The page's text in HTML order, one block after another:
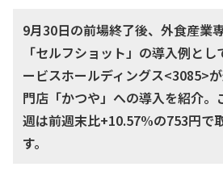
9月30日の前場終了後、外食産業
「セルフショット」の導入例と
ービスホールディングス<3085>
門店「かつや」への導入を紹介。
週は前週末比+10.57%の753円で
す。